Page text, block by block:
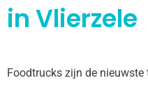
in Vlierzele
Foodtrucks zijn de nieuwste